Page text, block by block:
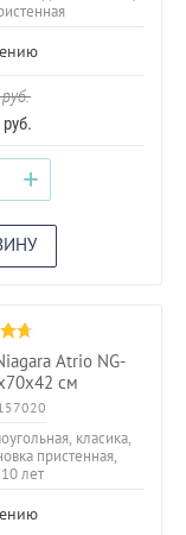
руб.
+
Atrio NG-
см
класика,
пристенная,
лет